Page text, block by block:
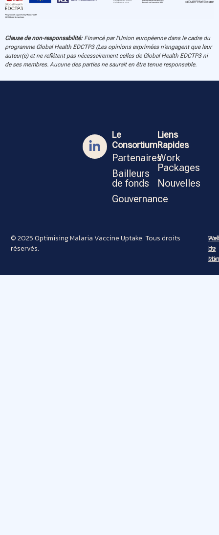
Clause de non-responsabilité:Financé par l’Union européenne dans le cadre du
programme Global Health EDCTP3 (Les opinions exprimées n’engagent que leur
auteur(e) et ne reflètent pas nécessairement celles de Global Health EDCTP3 ni
de ses membres. Aucune des parties ne saurait en être tenue responsable.
Le
Consortium
Partenaires
Bailleurs
de fonds
Gouvernance
Liens
Rapides
Work
Packages
Nouvelles
© 2025 Optimising Malaria Vaccine Uptake. Tous droits
réservés.
de
by